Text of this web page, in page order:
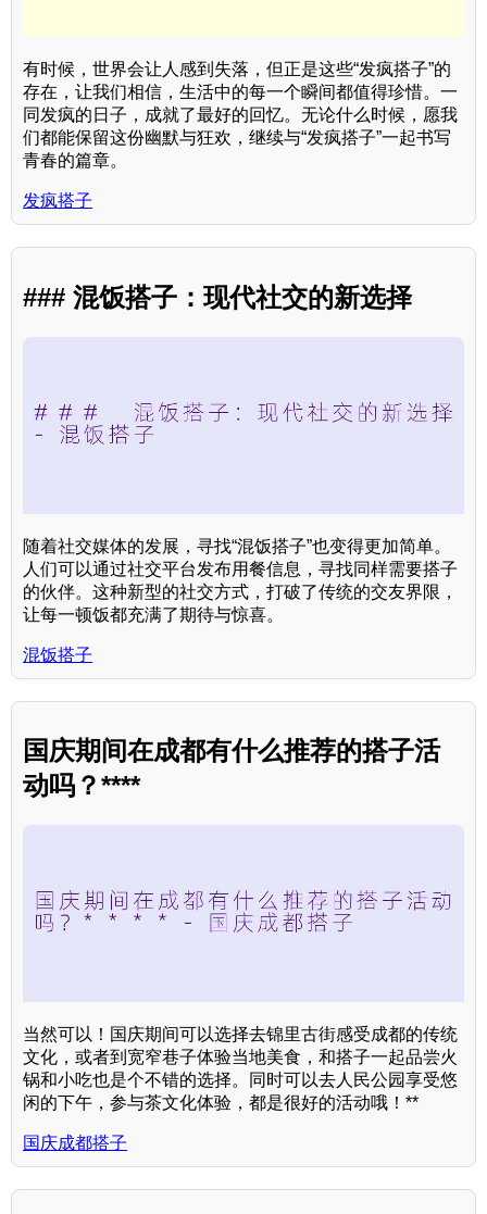
有时候，世界会让人感到失落，但正是这些“发疯搭子”的
存在，让我们相信，生活中的每一个瞬间都值得珍惜。一
同发疯的日子，成就了最好的回忆。无论什么时候，愿我
们都能保留这份幽默与狂欢，继续与“发疯搭子”一起书写
青春的篇章。
发疯搭子
### 混饭搭子：现代社交的新选择
随着社交媒体的发展，寻找“混饭搭子”也变得更加简单。
人们可以通过社交平台发布用餐信息，寻找同样需要搭子
的伙伴。这种新型的社交方式，打破了传统的交友界限，
让每一顿饭都充满了期待与惊喜。
混饭搭子
国庆期间在成都有什么推荐的搭子活
动吗？****
当然可以！国庆期间可以选择去锦里古街感受成都的传统
文化，或者到宽窄巷子体验当地美食，和搭子一起品尝火
锅和小吃也是个不错的选择。同时可以去人民公园享受悠
闲的下午，参与茶文化体验，都是很好的活动哦！**
国庆成都搭子